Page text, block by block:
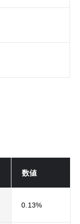
数値
0.13%